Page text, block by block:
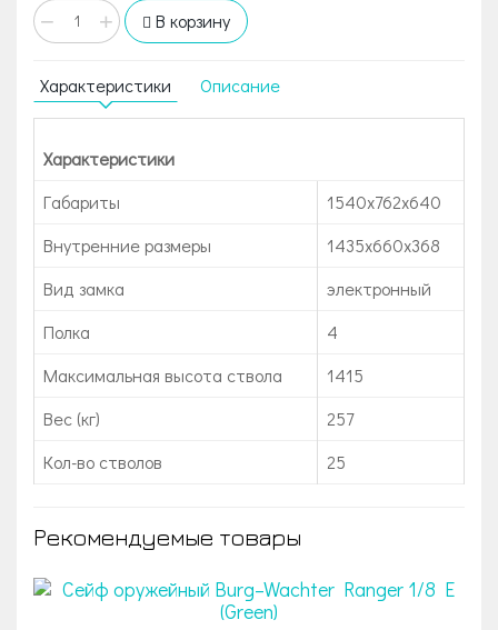
− + В корзину
Характеристики Описание
Характеристики
Габариты
1540x762x640
Внутренние размеры
1435x660x368
Вид замка
электронный
Полка
4
Максимальная высота ствола
1415
Вес (кг)
257
Кол-во стволов
25
Рекомендуемые товары